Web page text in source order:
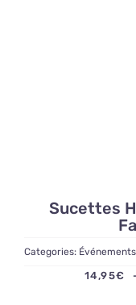
Sucettes
Categories: Événements
14,95€